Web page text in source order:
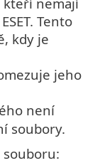
Tento
kdy je
jeho
není
soubory.